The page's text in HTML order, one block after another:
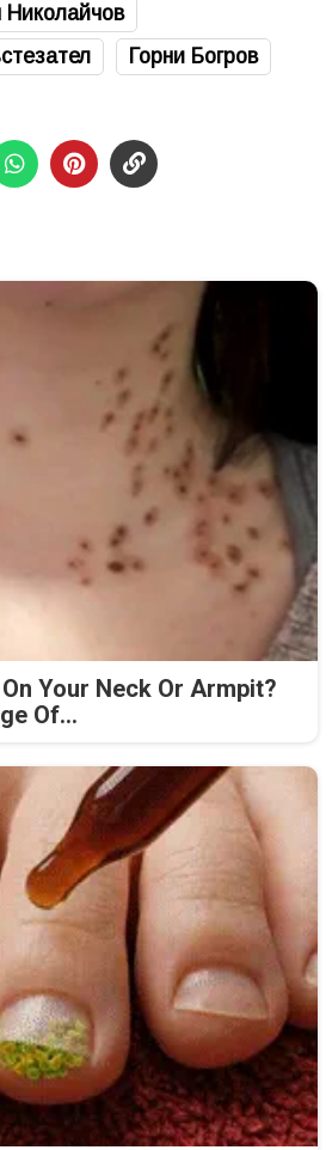
Горни Богров
Your Neck Or Armpit?
Of...